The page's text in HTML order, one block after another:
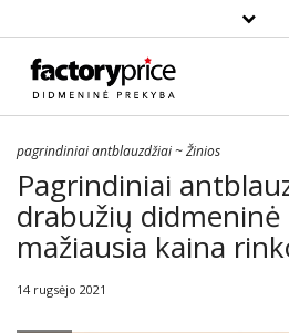
Paieška
pagrindiniai antblauzdžiai~Žinios
Pagrindiniai
drabužių didmeninė
mažiausia kaina
14 rugsėjo 2021